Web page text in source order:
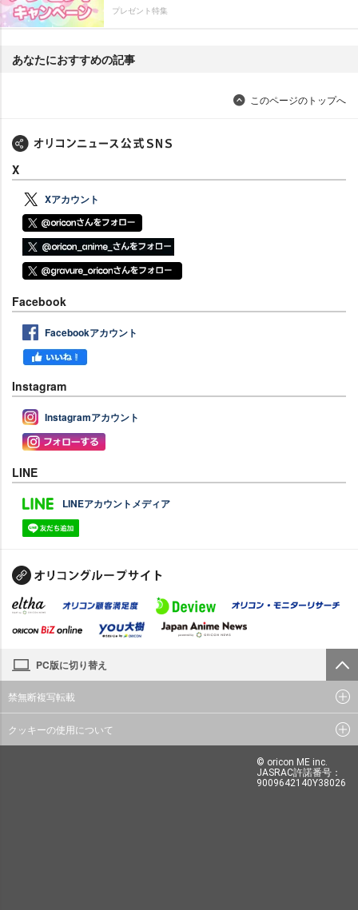
プレゼント特集
あなたにおすすめの記事
このページのトップへ
X
Xアカウント
Facebook
Facebookアカウント
Instagram
Instagramアカウント
LINE
LINEアカウントメディア
PC版に切り替え
禁無断複写転載
クッキーの使用について
© oricon ME inc.
JASRAC許諾番号：
9009642140Y38026